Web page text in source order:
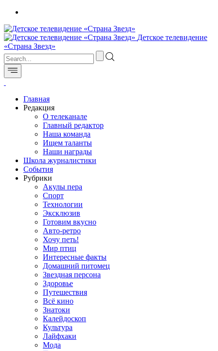
Детское телевидение
«Страна Звезд»
Главная
Редакция
О телеканале
Главный редактор
Наша команда
Ищем таланты
Наши награды
Школа журналистики
События
Рубрики
Акулы пера
Спорт
Технологии
Эксклюзив
Готовим вкусно
Авто-ретро
Хочу петь!
Мир птиц
Интересные факты
Домашний питомец
Звездная персона
Здоровье
Путешествия
Всё кино
Знатоки
Калейдоскоп
Культура
Лайфхаки
Мода